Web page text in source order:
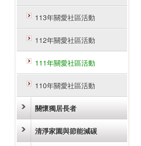
113年關愛社區活動
112年關愛社區活動
111年關愛社區活動
110年關愛社區活動
關懷獨居長者
清淨家園與節能減碳